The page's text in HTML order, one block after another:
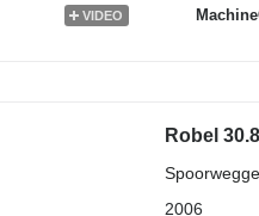
VIDEO
Robel
2006